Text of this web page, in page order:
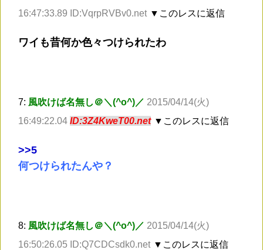
16:47:33.89 ID:VqrpRVBv0.net ▼このレスに返信
ワイも昔何か色々つけられたわ
7: 風吹けば名無し＠＼(^o^)／ 2015/04/14(火)
16:49:22.04 ID:3Z4KweT00.net ▼このレスに返信
>>5
何つけられたんや？
8: 風吹けば名無し＠＼(^o^)／ 2015/04/14(火)
16:50:26.05 ID:Q7CDCsdk0.net ▼このレスに返信